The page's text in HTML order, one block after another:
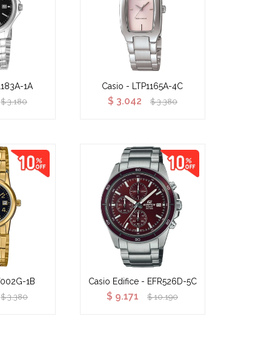
1A
$ 3.180
Casio - LTP1165A-4C
$ 3.042 $ 3.380
1B
$ 3.380
Casio Edifice - EFR526D-5C
$ 9.171 $ 10.190